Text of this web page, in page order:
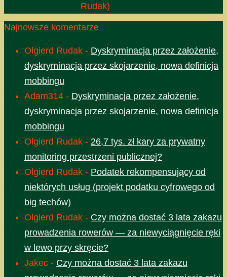
Rudak)
Najnowsze komentarze
Olgierd Rudak - Dyskryminacja przez założenie,
dyskryminacja przez skojarzenie, nowa definicja
mobbingu
Adam314 - Dyskryminacja przez założenie,
dyskryminacja przez skojarzenie, nowa definicja
mobbingu
Olgierd Rudak - 26,7 tys. zł kary za prywatny
monitoring przestrzeni publicznej?
Olgierd Rudak - Podatek rekompensujący od
niektórych usług (projekt podatku cyfrowego od
big techów)
Olgierd Rudak - Czy można dostać 3 lata zakazu
prowadzenia rowerów — za niewyciągnięcie ręki
w lewo przy skręcie?
Jakec - Czy można dostać 3 lata zakazu